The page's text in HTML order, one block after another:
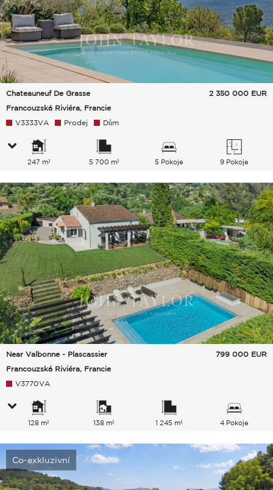
Chateauneuf De Grasse
Francouzská Riviéra, Francie
2 350 000 EUR
V3333VA Prodej Dům
247 m² 5 700 m² 5 Pokoje 9 Pokoje
Near Valbonne - Plascassier
Francouzská Riviéra, Francie
799 000 EUR
V3770VA
128 m² 138 m² 1 245 m² 4 Pokoje
Co-exkluzivní